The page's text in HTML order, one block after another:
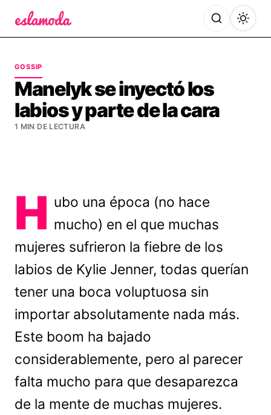
GOSSIP
Manelyk se inyectó los
labios y parte de la cara
1 MIN DE LECTURA
H ubo una época (no hace
mucho) en el que muchas
mujeres sufrieron la fiebre de los
labios de Kylie Jenner, todas querían
tener una boca voluptuosa sin
importar absolutamente nada más.
Este boom ha bajado
considerablemente, pero al parecer
falta mucho para que desaparezca
de la mente de muchas mujeres.